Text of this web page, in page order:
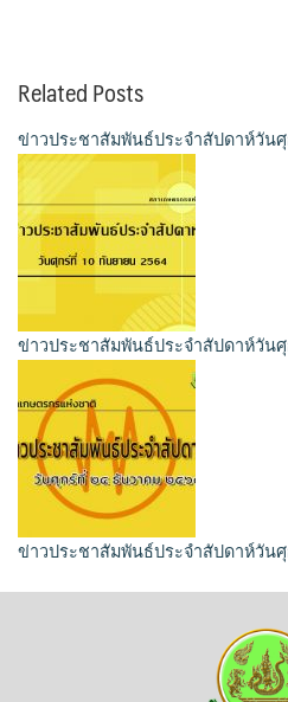
Related Posts
ข่าวประชาสัมพันธ์ประจำสัปดาห์วัน
ข่าวประชาสัมพันธ์ประจำสัปดาห์วัน
ข่าวประชาสัมพันธ์ประจำสัปดาห์วัน